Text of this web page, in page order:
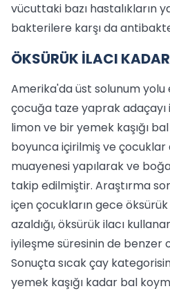
vücuttaki bazı hastalıkların
bakterilere karşı da
ÖKSÜRÜK İLACI
Amerika'da üst solunum yolu
çocuğa taze yaprak adaçayı
limon ve bir yemek kaşığı
boyunca içirilmiş ve çocuklar
muayenesi yapılarak ve
takip edilmiştir. Araştırma
içen çocukların gece
azaldığı, öksürük ilacı
iyileşme süresinin de benzer
Sonuçta sıcak çay
yemek kaşığı kadar bal